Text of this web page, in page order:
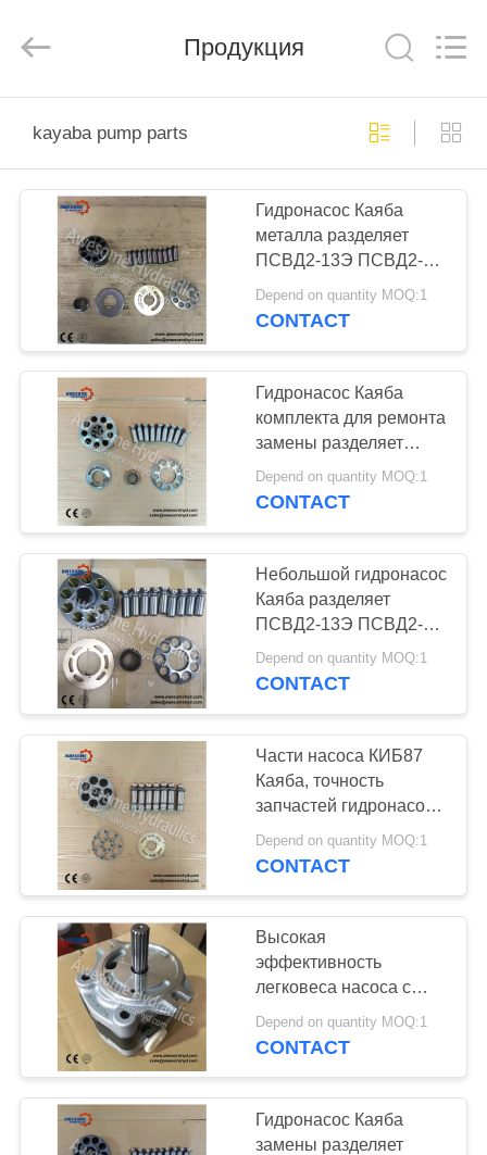
ПРОДУКТЫ
НАС
ПУТЕШЕСТВИЕ
ФАБРИКИ
ПРОВЕРКА
КАЧЕСТВА
СВЯЖИТЕСЬ
НОВОСТИ
СПРОСИТЕ
ЦИТАТУ
КАРТА
САЙТА
PRIVACY
POLICY
Rights
Продукция
kayaba pump parts
Гидронасос Каяба
металла разделяет
ПСВД2-13Э ПСВД2-
16Э ПСВД2-17Э
ПСВД2-19Э ПСВД2-
57Э
Depend on quantity MOQ:1
CONTACT
Гидронасос Каяба
комплекта для ремонта
замены разделяет
ПСВ2-55Т ПСВ2-62Т
ПСВ2-63Т
Depend on quantity MOQ:1
CONTACT
Небольшой гидронасос
Каяба разделяет
ПСВД2-13Э ПСВД2-
16Э ПСВД2-17Э
ПСВД2-19Э ПСВД2-
57Э
Depend on quantity MOQ:1
CONTACT
Части насоса КИБ87
Каяба, точность
запчастей гидронасоса
высокая
Depend on quantity MOQ:1
CONTACT
Высокая
эффективность
легковеса насоса с
зубчатой передачей
насоса КАИАБА КИБ
Depend on quantity MOQ:1
CONTACT
Гидронасос Каяба
замены разделяет